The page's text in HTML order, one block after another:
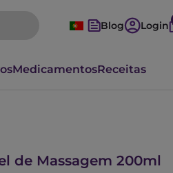
Blog Login
MedicamentosReceitas
de Massagem 200ml